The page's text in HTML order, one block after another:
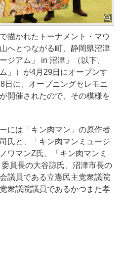
描かれたトーナメント・マウ
へとつながる町、静岡県沼津
ジアム」 in 沼津」（以下、
」）が4月29日にオープンす
日に、オープニングセレモニ
開催されたので、その模様を
には「キン肉マン」の原作者
氏と、「キン肉マンミュージ
ワマンZ氏、「キン肉マンミ
員長の大谷諒氏、沼津市長の
議員である立憲民主党衆議院
衆議院議員であるかつまた孝